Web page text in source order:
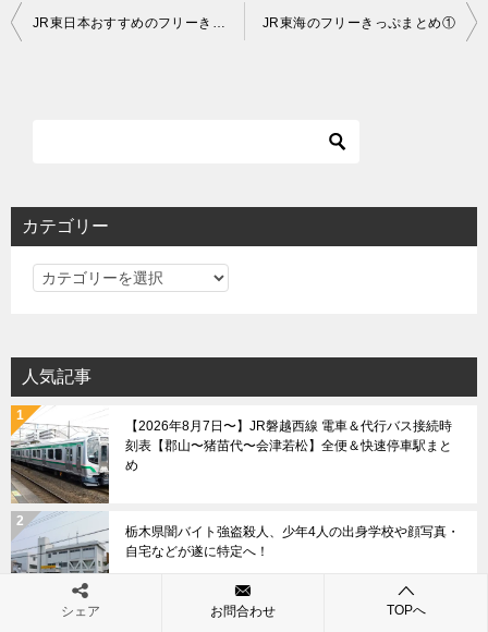
投
シ
JR東日本おすすめのフリーきっぷまとめ③ JR東海のフリーきっぷまとめ①
カテゴリー
カ
リ
ー
人気記事
【2026年8月7日〜】JR磐越西線 電車＆代行バス接続時
刻表【郡山〜猪苗代〜会津若松】全便＆快速停車駅まと
め
栃木県闇バイト強盗殺人、少年4人の出身学校や顔写真・
自宅などが遂に特定へ！
シェア お問合わせ TOPへ